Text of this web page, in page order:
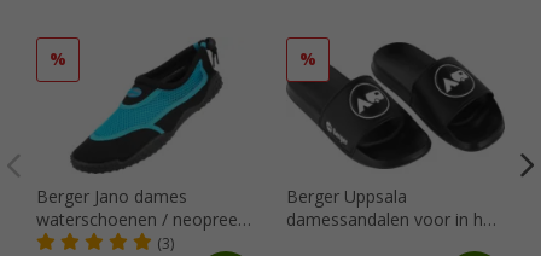
%
Berger Jano dames
waterschoenen / neopreen
schoenen
(3)
%
Berger Uppsala
damessandalen voor in het